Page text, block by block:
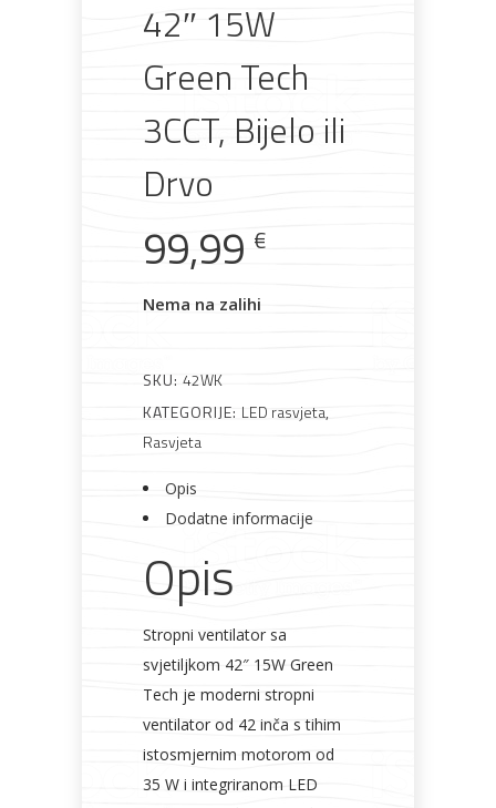
Boje i Građevinski Vodomaterijal
Metalna
galanterija
Elektromaterijal
42″ 15W
Green Tech
3CCT, Bijelo ili
Drvo
99,99 €
Nema na zalihi
SKU: 42WK
KATEGORIJE: LED rasvjeta,
Rasvjeta
Opis
Dodatne informacije
Opis
Stropni ventilator sa
svjetiljkom 42″ 15W Green
Tech je moderni stropni
ventilator od 42 inča s tihim
istosmjernim motorom od
35 W i integriranom LED